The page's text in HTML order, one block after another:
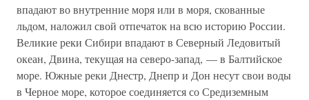
впадают во внутренние моря или в моря, скованные
льдом, наложил свой отпечаток на всю историю России.
Великие реки Сибири впадают в Северный Ледовитый
океан, Двина, текущая на северо-запад, — в Балтийское
море. Южные реки Днестр, Днепр и Дон несут свои воды
в Черное море, которое соединяется со Средиземным